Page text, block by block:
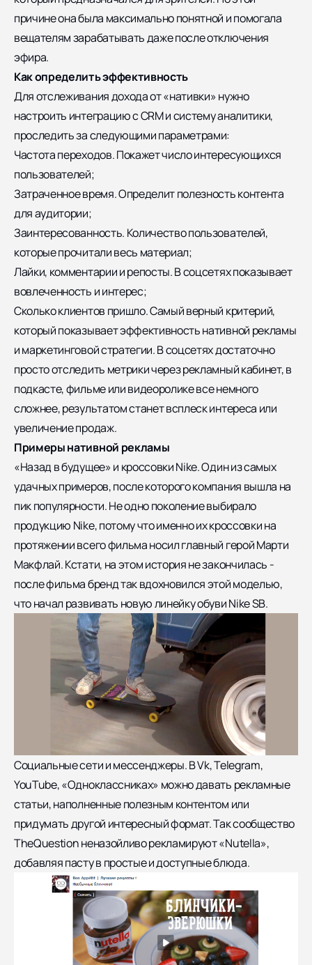
причине она была максимально понятной и помогала
вещателям зарабатывать даже после отключения
эфира.
Как определить эффективность
Для отслеживания дохода от «нативки» нужно
настроить интеграцию с CRM и систему аналитики,
проследить за следующими параметрами:
Частота переходов. Покажет число интересующихся
пользователей;
Затраченное время. Определит полезность контента
для аудитории;
Заинтересованность. Количество пользователей,
которые прочитали весь материал;
Лайки, комментарии и репосты. В соцсетях показывает
вовлеченность и интерес;
Сколько клиентов пришло. Самый верный критерий,
который показывает эффективность нативной рекламы
и маркетинговой стратегии. В соцсетях достаточно
просто отследить метрики через рекламный кабинет, в
подкасте, фильме или видеоролике все немного
сложнее, результатом станет всплеск интереса или
увеличение продаж.
Примеры нативной рекламы
«Назад в будущее» и кроссовки Nike. Один из самых
удачных примеров, после которого компания вышла на
пик популярности. Не одно поколение выбирало
продукцию Nike, потому что именно их кроссовки на
протяжении всего фильма носил главный герой Марти
Макфлай. Кстати, на этом история не закончилась -
после фильма бренд так вдохновился этой моделью,
что начал развивать новую линейку обуви Nike SB.
Социальные сети и мессенджеры. В Vk, Telegram,
YouTube, «Одноклассниках» можно давать рекламные
статьи, наполненные полезным контентом или
придумать другой интересный формат. Так сообщество
TheQuestion неназойливо рекламируют «Nutella»,
добавляя пасту в простые и доступные блюда.